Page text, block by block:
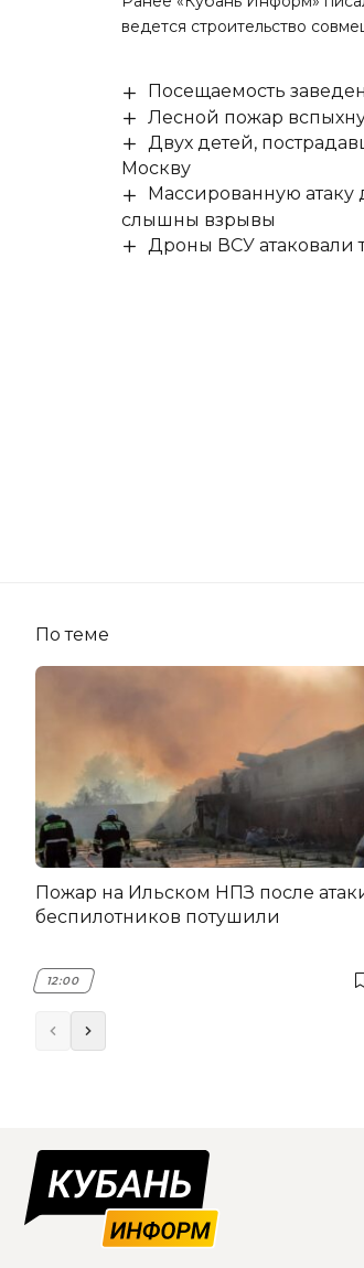
ведется строительство
Посещаемость
Лесной пожар
Двух детей,
Москву
Массированную
слышны взрывы
Дроны ВСУ атаковали
По теме
Пожар на Ильском НПЗ после
беспилотников потушили
12:00